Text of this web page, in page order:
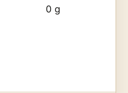
0 g